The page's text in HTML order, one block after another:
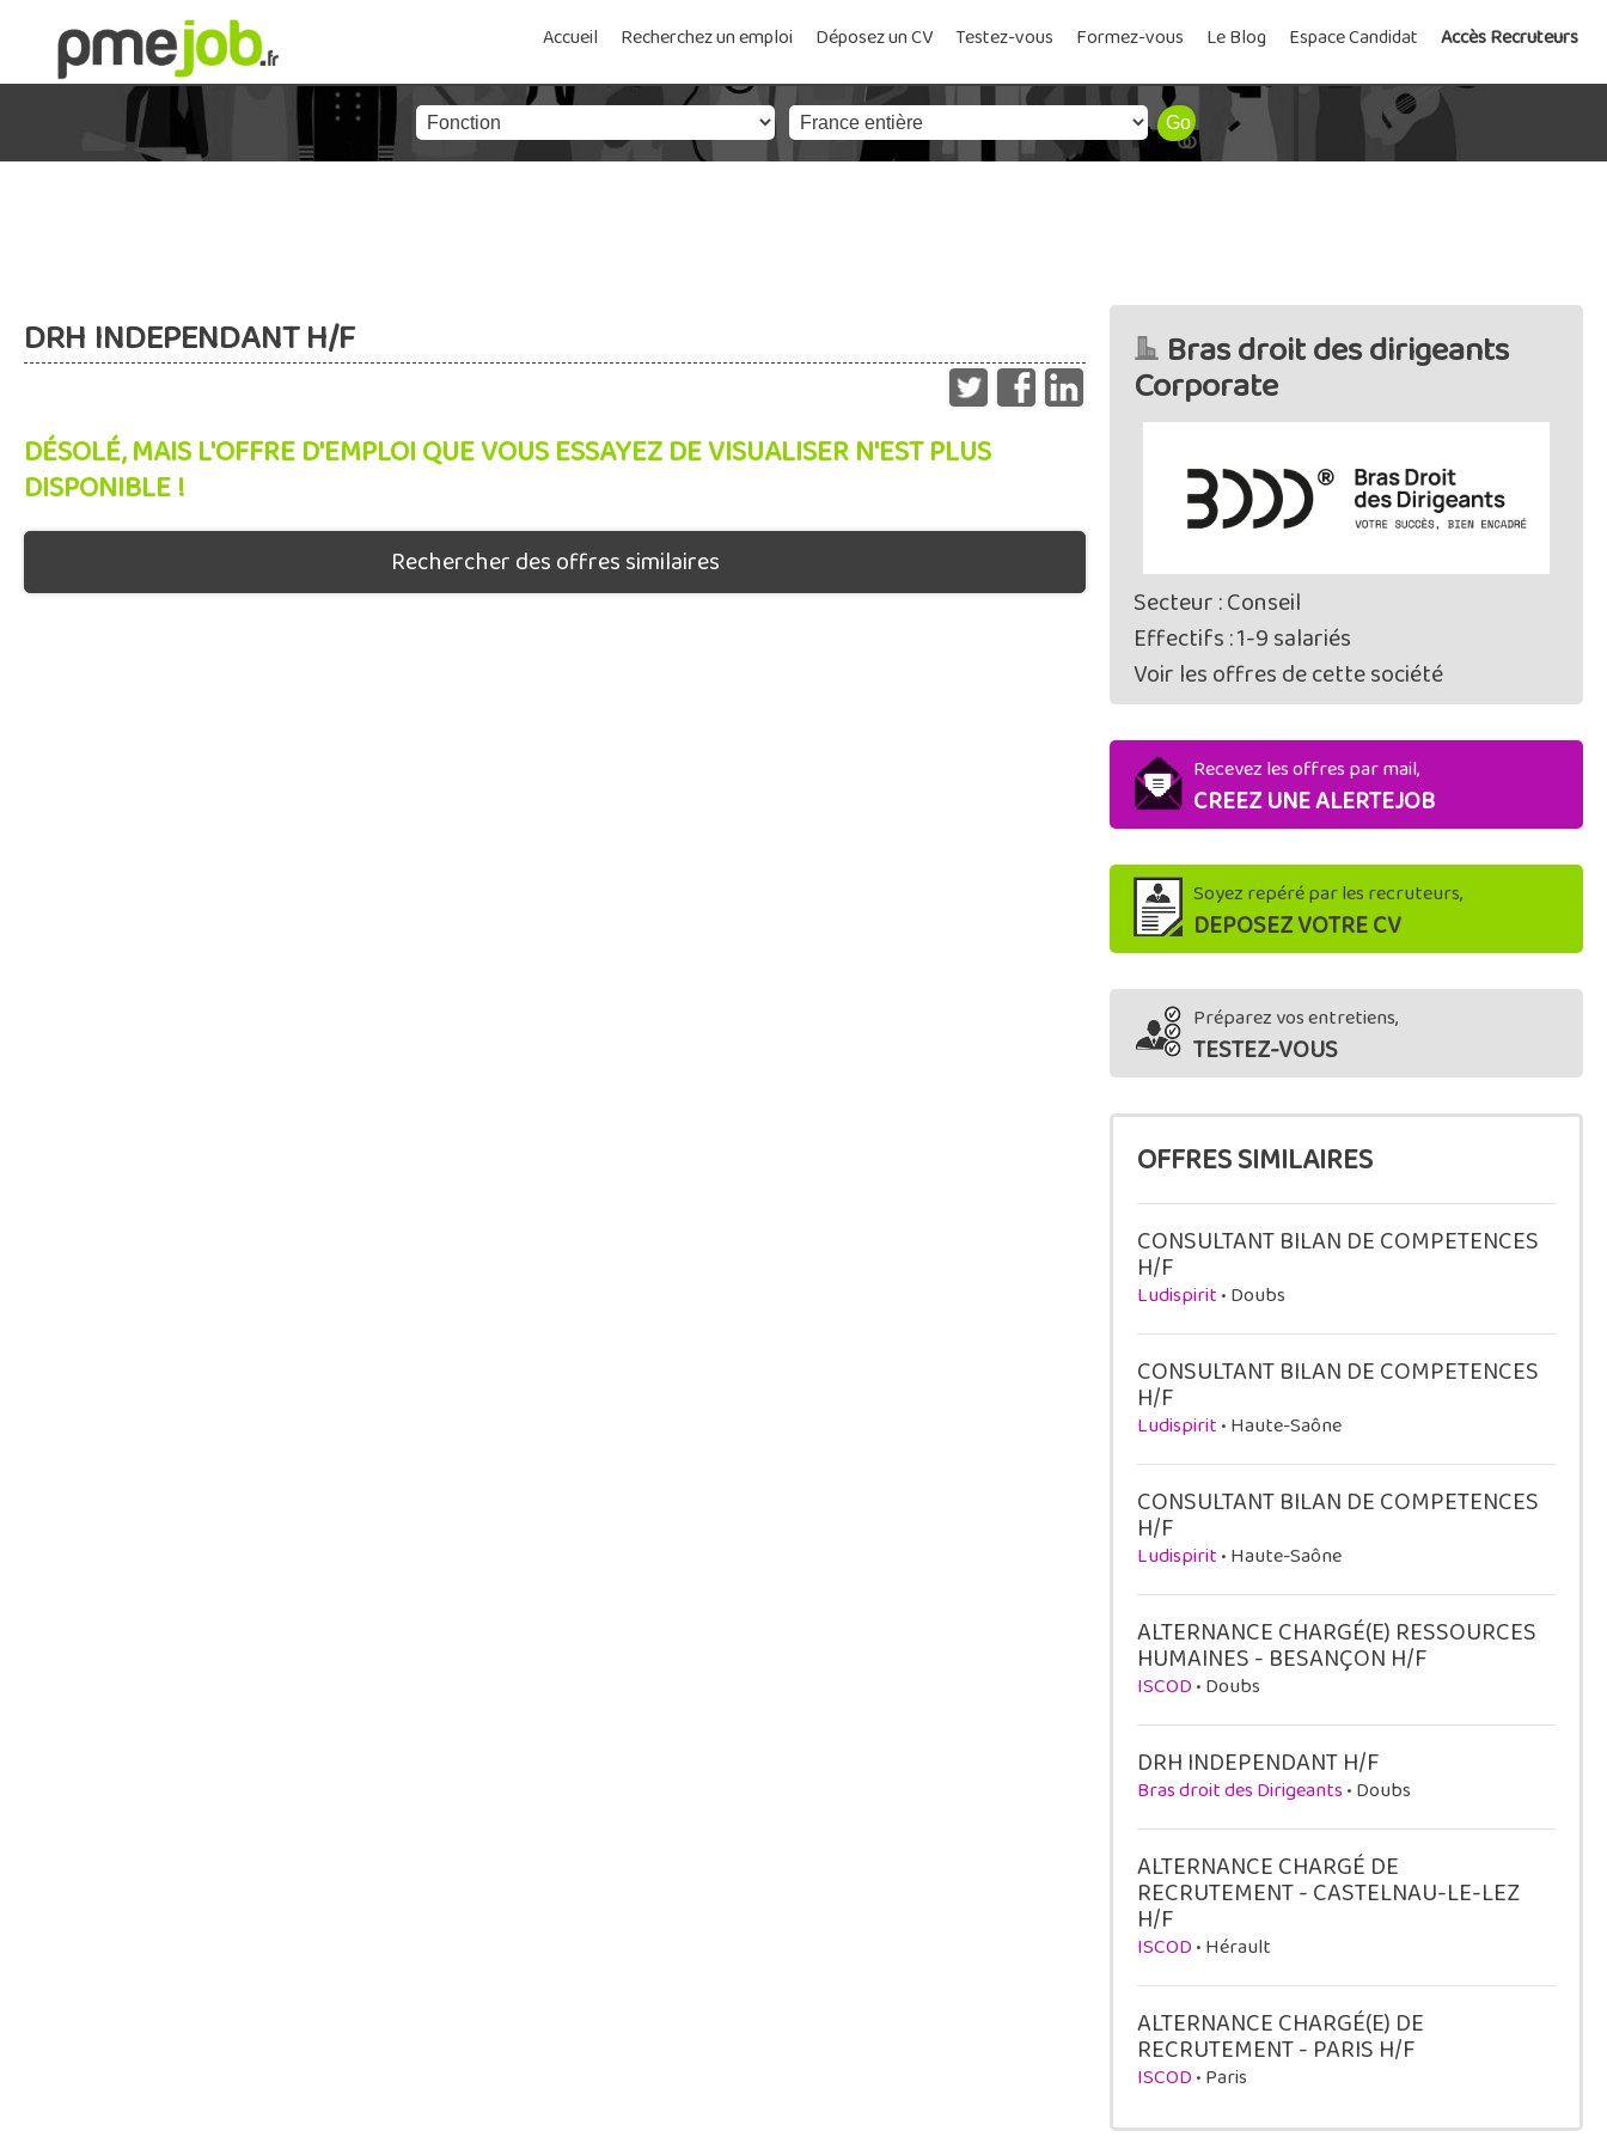
Accueil Recherchez un emploi Déposez un CV Testez-vous Formez-vous Le Blog Espace Candidat Accès Recruteurs
DRH INDEPENDANT H/F
DÉSOLÉ, MAIS L'OFFRE D'EMPLOI QUE VOUS ESSAYEZ DE VISUALISER N'EST PLUS
DISPONIBLE !
Rechercher des offres similaires
Bras droit des dirigeants
Corporate
Secteur : Conseil
Effectifs : 1-9 salariés
Voir les offres de cette société
Recevez les offres par mail,
CREEZ UNE ALERTEJOB
Soyez repéré par les recruteurs,
DEPOSEZ VOTRE CV
Préparez vos entretiens,
TESTEZ-VOUS
OFFRES SIMILAIRES
CONSULTANT BILAN DE COMPETENCES
H/F
Ludispirit• Doubs
CONSULTANT BILAN DE COMPETENCES
H/F
Ludispirit• Haute-Saône
CONSULTANT BILAN DE COMPETENCES
H/F
Ludispirit• Haute-Saône
ALTERNANCE CHARGÉ(E) RESSOURCES
HUMAINES - BESANÇON H/F
ISCOD• Doubs
DRH INDEPENDANT H/F
Bras droit des Dirigeants• Doubs
ALTERNANCE CHARGÉ DE
RECRUTEMENT - CASTELNAU-LE-LEZ
H/F
ISCOD• Hérault
ALTERNANCE CHARGÉ(E) DE
RECRUTEMENT - PARIS H/F
ISCOD• Paris